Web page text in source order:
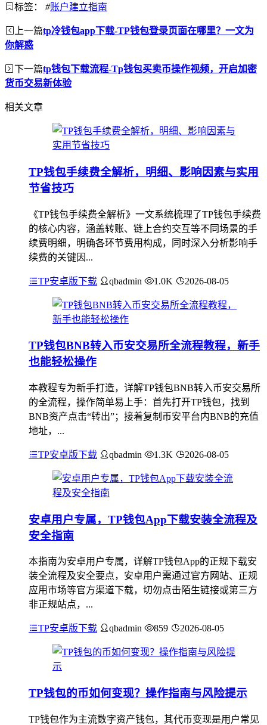
标签： #账户建立指南
上一篇tp冷钱包app下载-TP钱包登录页面在哪里？一文为
你解惑
下一篇tp钱包下载流程-Tp钱包买卖币操作视频，开启加密
货币交易新体验
相关文章
TP钱包手续费全解析，明细、影响因素与实用
节省技巧
《TP钱包手续费全解析》一文系统梳理了TP钱包手续费
的核心内容，涵盖转账、链上合约交互等不同场景的手
续费明细，明确各环节费用构成，同时深入分析影响手
续费的关键因...
TP安卓版下载 qbadmin 1.0K 2026-08-05
TP钱包BNB转入币安交易所全流程教程，新手
也能轻松操作
本教程专为新手打造，详解TP钱包BNB转入币安交易所
的全流程，操作简单易上手：首先打开TP钱包，找到
BNB资产点击“转出”；接着复制币安平台内BNB的充值
地址，...
TP安卓版下载 qbadmin 1.3K 2026-08-05
安卓用户专属，TP钱包App下载安装全流程及
安全指南
本指南为安卓用户专属，详解TP钱包App的正规下载安
装全流程及安全要点，安卓用户需通过官方网站、正规
应用市场等官方渠道下载，切勿点击陌生链接或第三方
非正规站点，...
TP安卓版下载 qbadmin 859 2026-08-05
TP钱包的币如何变现？操作指南与风险提示
TP钱包作为主流数字资产钱包，其代币变现是用户常见